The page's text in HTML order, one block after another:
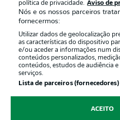
© 2026 Bundesliga-
Escolha seu idioma
política de privacidade. Aviso de
Nós e os nossos parceiros
fornecermos:
Utilizar dados de geolocalização
as características do dispositivo
e/ou aceder a informações num
conteúdos personalizados,
conteúdos, estudos de audiência
serviços.
Lista de parceiros (fornecedores)
ACEITO